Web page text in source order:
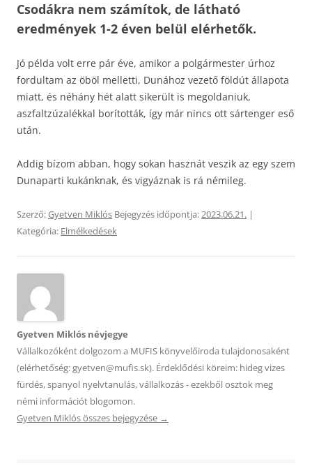
Csodákra nem számítok, de látható
eredmények 1-2 éven belül elérhetők.
Jó példa volt erre pár éve, amikor a polgármester úrhoz
fordultam az öböl melletti, Dunához vezető földút állapota
miatt, és néhány hét alatt sikerült is megoldaniuk,
aszfaltzúzalékkal borították, így már nincs ott sártenger eső
után.
Addig bízom abban, hogy sokan hasznát veszik az egy szem
Dunaparti kukánknak, és vigyáznak is rá némileg.
Szerző:Gyetven Miklós Bejegyzés időpontja:2023.06.21. |
Kategória: Elmélkedések
Gyetven Miklós névjegye
Vállalkozóként dolgozom a MUFIS könyvelőiroda tulajdonosaként
(elérhetőség: gyetven@mufis.sk). Érdeklődési köreim: hideg vizes
fürdés, spanyol nyelvtanulás, vállalkozás - ezekből osztok meg
némi információt blogomon.
Gyetven Miklós összes bejegyzése →